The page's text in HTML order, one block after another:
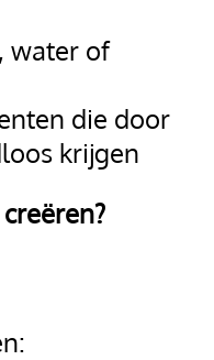
water of
die door
krijgen